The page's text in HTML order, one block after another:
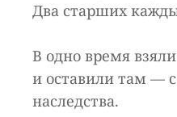
Два старших
В одно время
и оставили там —
наследства.